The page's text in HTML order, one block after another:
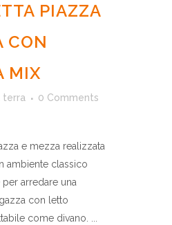
PIAZZA
CON
MIX
terra
0 Comments
e mezza realizzata
ambiente classico
arredare una
con letto
come divano. ...